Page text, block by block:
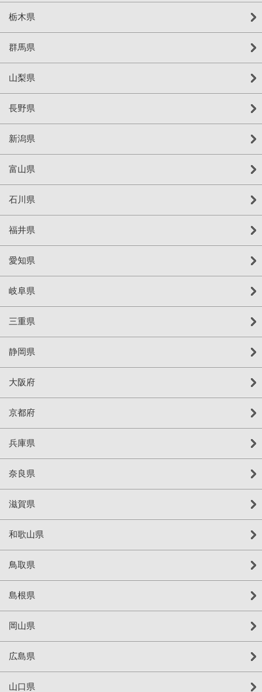
栃木県
群馬県
山梨県
長野県
新潟県
富山県
石川県
福井県
愛知県
岐阜県
三重県
静岡県
大阪府
京都府
兵庫県
奈良県
滋賀県
和歌山県
鳥取県
島根県
岡山県
広島県
山口県